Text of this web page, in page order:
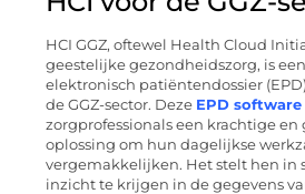
HCI GGZ, oftewel Health Cloud
geestelijke gezondheidszorg, is
elektronisch patiëntendossier
de GGZ-sector. Deze EPD software
zorgprofessionals een krachtige
oplossing om hun dagelijkse
vergemakkelijken. Het stelt hen in
inzicht te krijgen in de gegevens